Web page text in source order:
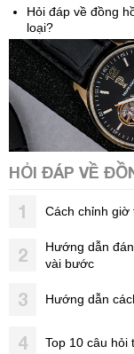
Hỏi đáp về đồng
loại?
HỎI ĐÁP VỀ
1 Cách chỉnh giờ
2
Hướng dẫn
vài bước
3 Hướng dẫn
4 Top 10 câu hỏi